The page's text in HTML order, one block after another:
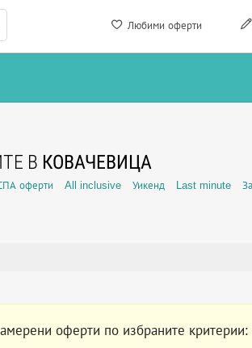
Любими оферти
В КОВАЧЕВИЦА
оферти All inclusive Уикенд Last minute
оферти по избраните критерии: